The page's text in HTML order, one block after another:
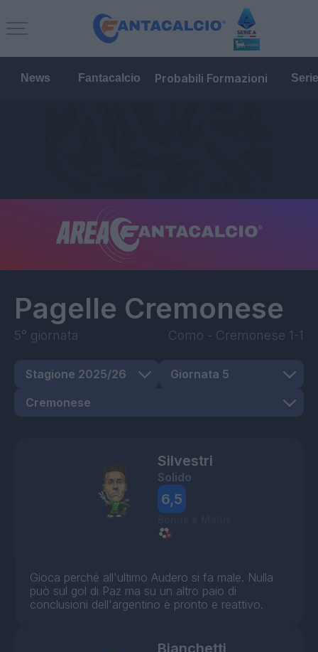
News Fantacalcio Probabili Formazioni
Pagelle Cremonese
5° giornata Como - Cremonese 1-1
Silvestri
Solido
6,5
Gioca perché all'ultimo Audero si fa male. Nulla
può sul gol di Paz ma su un altro paio di
conclusioni dell'argentino è pronto e reattivo.
Bianchetti